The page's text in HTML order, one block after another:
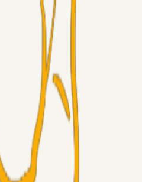
næste offensive brik? 🤔💛💙
2026
Største Salg